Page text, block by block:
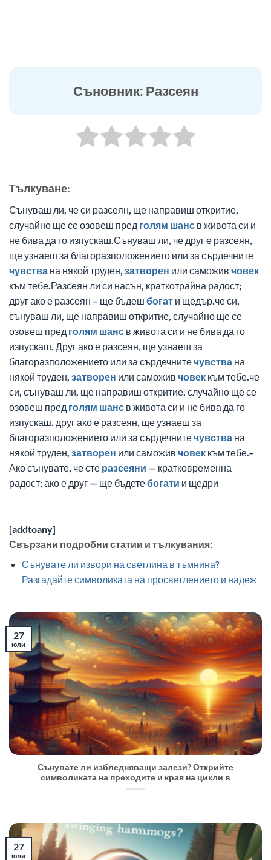
Съновник: Разсеян
Tълкуване:
Сънуваш ли, че си разсеян, ще направиш откритие,
случайно ще се озовеш пред голям шанс в живота си и
не бива да го изпускаш.Сънуваш ли, че друг е разсеян,
ще узнаеш за благоразположението или за сърдечните
чувства на някой труден, затворен или саможив човек
към тебе.Разсеян ли си насън, краткотрайна радост;
друг ако е разсеян – ще бъдеш богат и щедър.че си,
сънуваш ли, ще направиш откритие, случайно ще се
озовеш пред голям шанс в живота си и не бива да го
изпускаш. Друг ако е разсеян, ще узнаеш за
благоразположението или за сърдечнитечувства на
някой труден, затворен или саможив човек към тебе.че
си, сънуваш ли, ще направиш откритие, случайно ще се
озовеш пред голям шанс в живота си и не бива да го
изпускаш. друг ако е разсеян, ще узнаеш за
благоразположението или за сърдечнитечувства на
някой труден, затворен или саможив човек към тебе.–
Ако сънувате, че сте разсеяни — кратковременна
радост; ако е друг — ще бъдетебогати и щедри
[addtoany]
Свързани подробни статии и тълкувания:
Сънувате ли извори на светлина в тъмнина?
Разгадайте символиката на просветлението и надеж
Сънувате ли избледняващи залези? Открийте
символиката на преходите и края на цикли в
27
юли
27
юли